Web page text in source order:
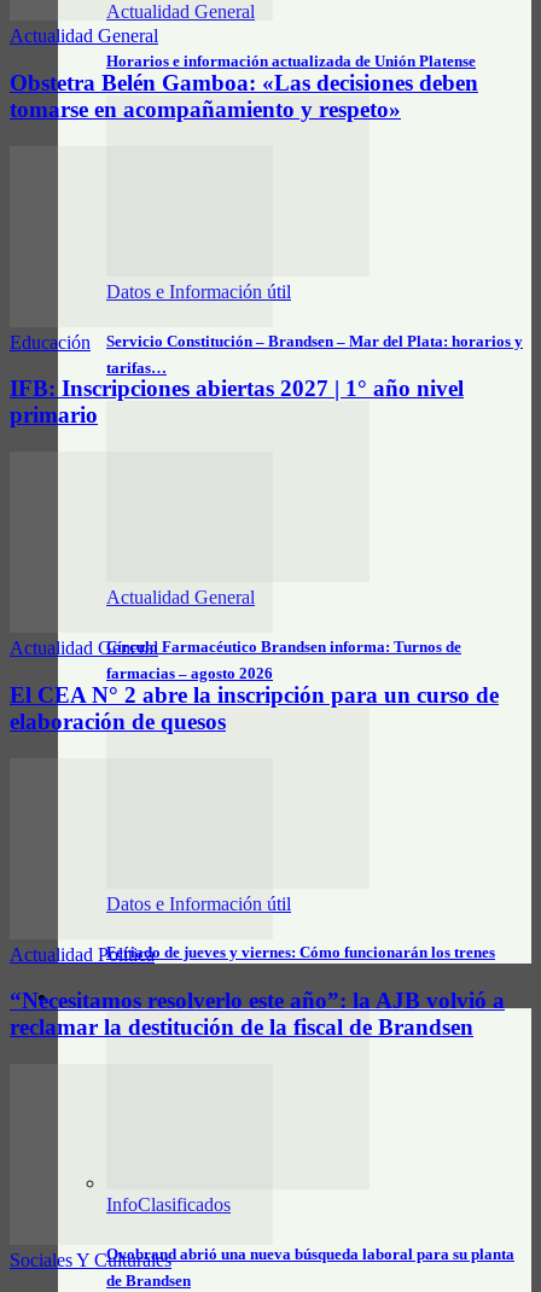
Actualidad General
Horarios e información actualizada de Unión Platense
Datos e Información útil
Servicio Constitución – Brandsen – Mar del Plata: horarios y
tarifas…
Actualidad General
Círculo Farmacéutico Brandsen informa: Turnos de
farmacias – agosto 2026
Datos e Información útil
Feriado de jueves y viernes: Cómo funcionarán los trenes
CLASIFICADOS
InfoClasificados
Ovobrand abrió una nueva búsqueda laboral para su planta
de Brandsen
Actualidad General
Obstetra Belén Gamboa: «Las decisiones deben
tomarse en acompañamiento y respeto»
Educación
IFB: Inscripciones abiertas 2027 | 1° año nivel
primario
Actualidad General
El CEA N° 2 abre la inscripción para un curso de
elaboración de quesos
Actualidad Política
“Necesitamos resolverlo este año”: la AJB volvió a
reclamar la destitución de la fiscal de Brandsen
Sociales Y Culturales